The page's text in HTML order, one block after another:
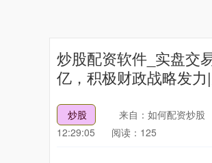
炒股配资软件_实盘交
亿，积极财政战略发
炒股 来自：如何配资炒股
12:29:05
阅读：125